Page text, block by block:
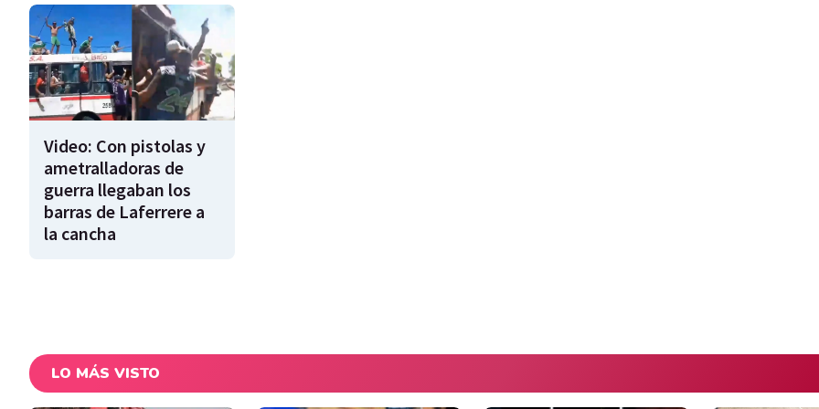
Video: Con pistolas y
ametralladoras de
guerra llegaban los
barras de Laferrere a
la cancha
LO MÁS VISTO